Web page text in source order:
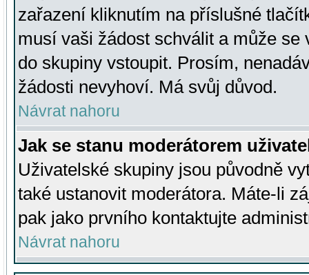
zařazení kliknutím na příslušné
musí vaši žádost schválit a může se
do skupiny vstoupit. Prosím,
žádosti nevyhoví. Má svůj důvod.
Návrat nahoru
Jak se stanu moderátorem
Uživatelské skupiny jsou původně
také ustanovit moderátora. Máte-li
pak jako prvního kontaktujte
Návrat nahoru